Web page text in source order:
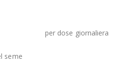
per dose giornaliera
seme